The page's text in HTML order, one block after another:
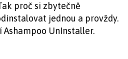
proč si zbytečně
jednou a provždy.
Ashampoo UnInstaller.